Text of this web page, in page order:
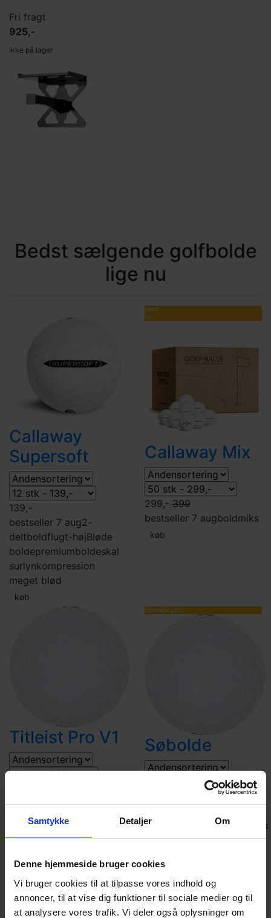
Samtykke Detaljer Om
Denne hjemmeside bruger cookies
Vi bruger cookies til at tilpasse vores indhold og
annoncer, til at vise dig funktioner til sociale medier og til
at analysere vores trafik. Vi deler også oplysninger om
Fri fragt
925,-
ikke på lager
Bedst sælgende golfbolde
lige nu
Callaway
Supersoft
139,-
bestseller 7 aug2-
deltboldflugt-højBløde
boldepremiumboldeskal
surlynkompression
meget blød
køb
SPAR
79,-
Callaway Mix
299,- 399
bestseller 7 augboldmiks
køb
Titleist Pro V1
bestseller 7 aug3-
boldflugt-
medium
køb
SUMMER SALE
Søbolde
aug
distanceboldeboldmiks
køb
Populært golfudstyr